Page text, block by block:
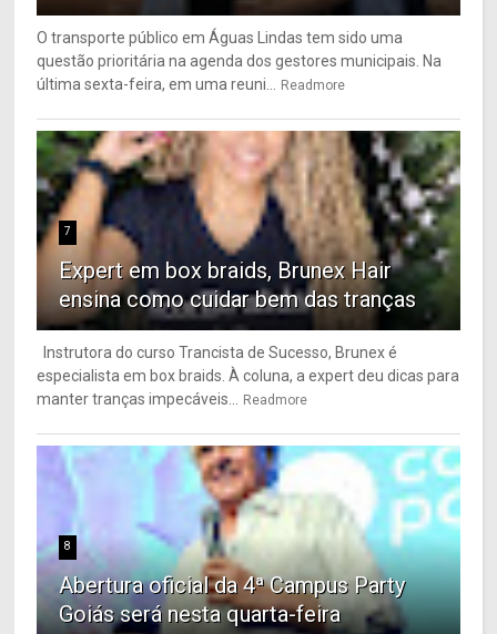
O transporte público em Águas Lindas tem sido uma
questão prioritária na agenda dos gestores municipais. Na
última sexta-feira, em uma reuni...
Readmore
7
Expert em box braids, Brunex Hair
ensina como cuidar bem das tranças
Instrutora do curso Trancista de Sucesso, Brunex é
especialista em box braids. À coluna, a expert deu dicas para
manter tranças impecáveis...
Readmore
8
Abertura oficial da 4ª Campus Party
Goiás será nesta quarta-feira